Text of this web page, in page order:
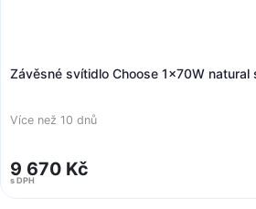
Závěsné svítidlo Choose 1x70W natural
Více než 10 dnů
9 670 Kč
s DPH